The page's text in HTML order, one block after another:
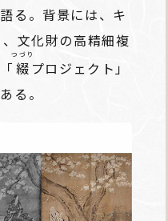
る。背景には、キ
文化財の高精細複
綴
つづり
プロジェクト」
る。